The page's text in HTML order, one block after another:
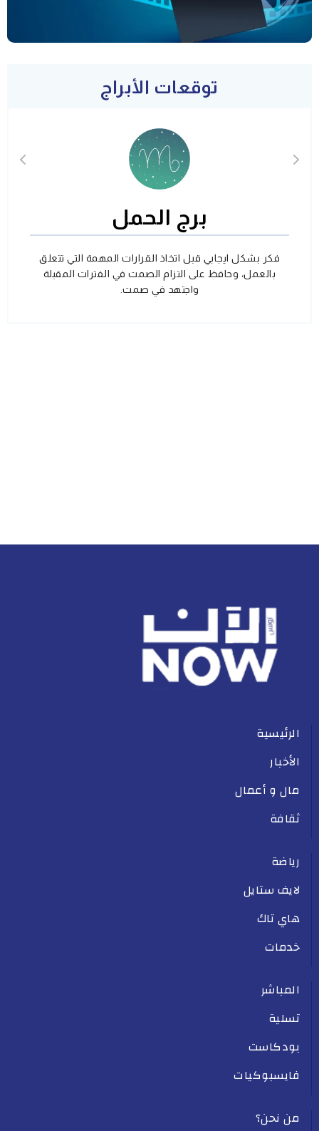
توقعات الأبراج
برج الحمل
فكر بشكل ايجابي قبل اتخاذ القرارات المهمة التي تتعلق
بالعمل، وحافظ على التزام الصمت في الفترات المقبلة
واجتهد في صمت.
الرئيسية
الأخبار
مال و أعمال
ثقافة
رياضة
لايف ستايل
هاي تاك
خدمات
المباشر
تسلية
بودكاست
فايسبوكيات
من نحن؟